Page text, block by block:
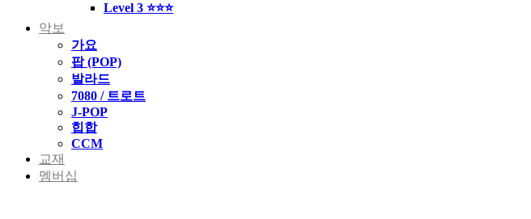
Level 3 ⭐⭐⭐
악보
가요
팝 (POP)
발라드
7080 / 트로트
J-POP
힙합
CCM
교재
멤버십